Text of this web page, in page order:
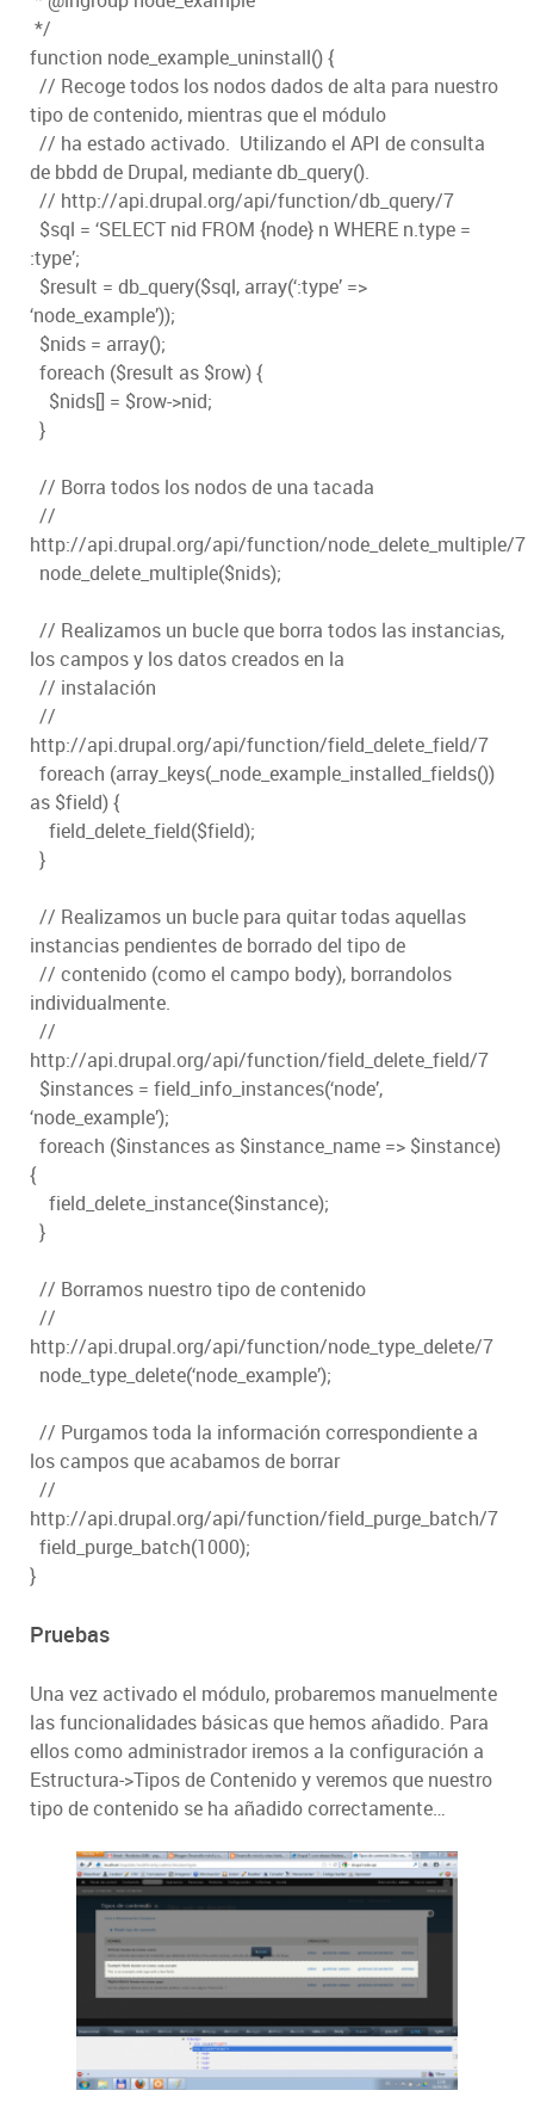
*/
function node_example_uninstall() {
// Recoge todos los nodos dados de alta para nuestro
tipo de contenido, mientras que el módulo
// ha estado activado. Utilizando el API de consulta
de bbdd de Drupal, mediante db_query().
// http://api.drupal.org/api/function/db_query/7
$sql = ‘SELECT nid FROM {node} n WHERE n.type =
:type’;
$result = db_query($sql, array(‘:type’ =>
‘node_example’));
$nids = array();
foreach ($result as $row) {
$nids[] = $row->nid;
}
// Borra todos los nodos de una tacada
//
http://api.drupal.org/api/function/node_delete_multiple/7
node_delete_multiple($nids);
// Realizamos un bucle que borra todos las instancias,
los campos y los datos creados en la
// instalación
//
http://api.drupal.org/api/function/field_delete_field/7
foreach (array_keys(_node_example_installed_fields())
as $field) {
field_delete_field($field);
}
// Realizamos un bucle para quitar todas aquellas
instancias pendientes de borrado del tipo de
// contenido (como el campo body), borrandolos
individualmente.
//
http://api.drupal.org/api/function/field_delete_field/7
$instances = field_info_instances(‘node’,
‘node_example’);
foreach ($instances as $instance_name => $instance)
{
field_delete_instance($instance);
}
// Borramos nuestro tipo de contenido
//
http://api.drupal.org/api/function/node_type_delete/7
node_type_delete(‘node_example’);
// Purgamos toda la información correspondiente a
los campos que acabamos de borrar
//
http://api.drupal.org/api/function/field_purge_batch/7
field_purge_batch(1000);
}
Pruebas
Una vez activado el módulo, probaremos manuelmente
las funcionalidades básicas que hemos añadido. Para
ellos como administrador iremos a la configuración a
Estructura->Tipos de Contenido y veremos que nuestro
tipo de contenido se ha añadido correctamente…